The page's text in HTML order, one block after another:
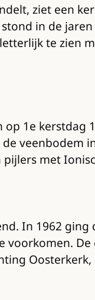
ziet een
in de
te zien
1e
met
In 1962